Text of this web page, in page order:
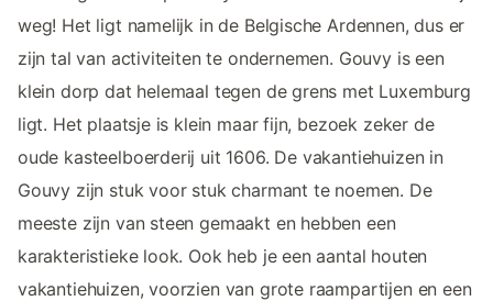
weg! Het ligt namelijk in de Belgische Ardennen, dus er
zijn tal van activiteiten te ondernemen. Gouvy is een
klein dorp dat helemaal tegen de grens met Luxemburg
ligt. Het plaatsje is klein maar fijn, bezoek zeker de
oude kasteelboerderij uit 1606. De vakantiehuizen in
Gouvy zijn stuk voor stuk charmant te noemen. De
meeste zijn van steen gemaakt en hebben een
karakteristieke look. Ook heb je een aantal houten
vakantiehuizen, voorzien van grote raampartijen en een